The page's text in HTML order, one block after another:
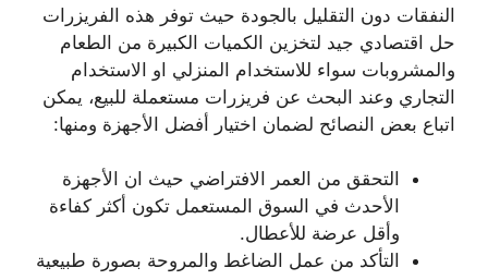
النفقات دون التقليل بالجودة حيث توفر هذه الفريزرات
حل اقتصادي جيد لتخزين الكميات الكبيرة من الطعام
والمشروبات سواء للاستخدام المنزلي او الاستخدام
التجاري وعند البحث عن فريزرات مستعملة للبيع، يمكن
اتباع بعض النصائح لضمان اختيار أفضل الأجهزة ومنها:
التحقق من العمر الافتراضي حيث ان الأجهزة
الأحدث في السوق المستعمل تكون أكثر كفاءة
وأقل عرضة للأعطال.
التأكد من عمل الضاغط والمروحة بصورة طبيعية